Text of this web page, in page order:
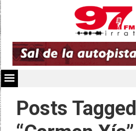
Posts Tagged